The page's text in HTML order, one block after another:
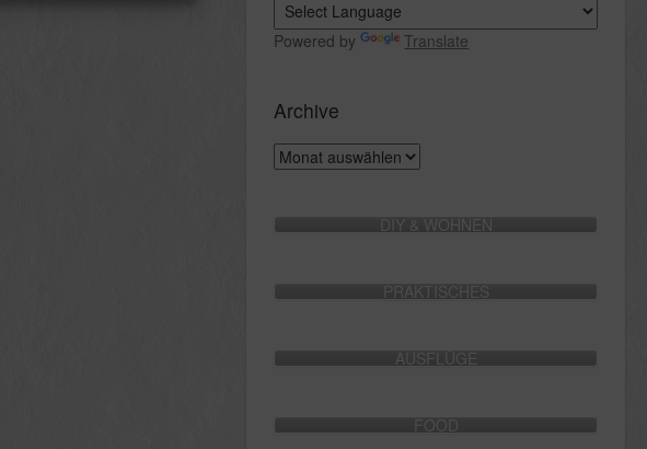
Powered by Translate
Archive
Archive
DIY & WOHNEN
PRAKTISCHES
AUSFLÜGE
FOOD